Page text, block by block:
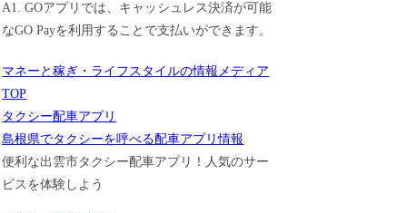
A1. GOアプリでは、キャッシュレス決済が可能
なGO Payを利用することで支払いができます。
マネーと稼ぎ・ライフスタイルの情報メディア
TOP
タクシー配車アプリ
島根県でタクシーを呼べる配車アプリ情報
便利な出雲市タクシー配車アプリ！人気のサー
ビスを体験しよう